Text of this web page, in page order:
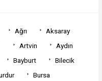
Ağrı
Aksaray
Artvin
Aydın
Bayburt
Bilecik
Bursa